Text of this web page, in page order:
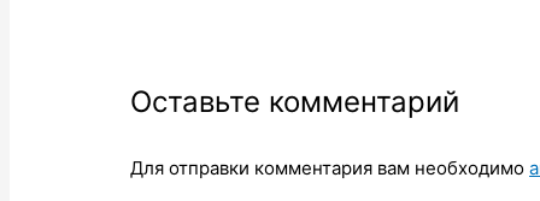
Оставьте комментарий
Для отправки комментария вам необходимо